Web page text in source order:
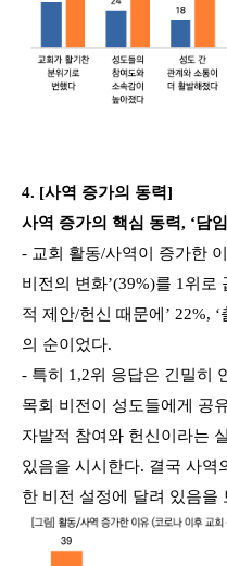
4. [사역 증가의 동력]
사역 증가의 핵심 동력, ‘담
- 교회 활동/사역이 증가한
비전의 변화’(39%)를 1위로
적 제안/헌신 때문에’ 22%,
의 순이었다.
- 특히 1,2위 응답은 긴밀히
목회 비전이 성도들에게 공
자발적 참여와 헌신이라는
있음을 시시한다. 결국 사역
한 비전 설정에 달려 있음을